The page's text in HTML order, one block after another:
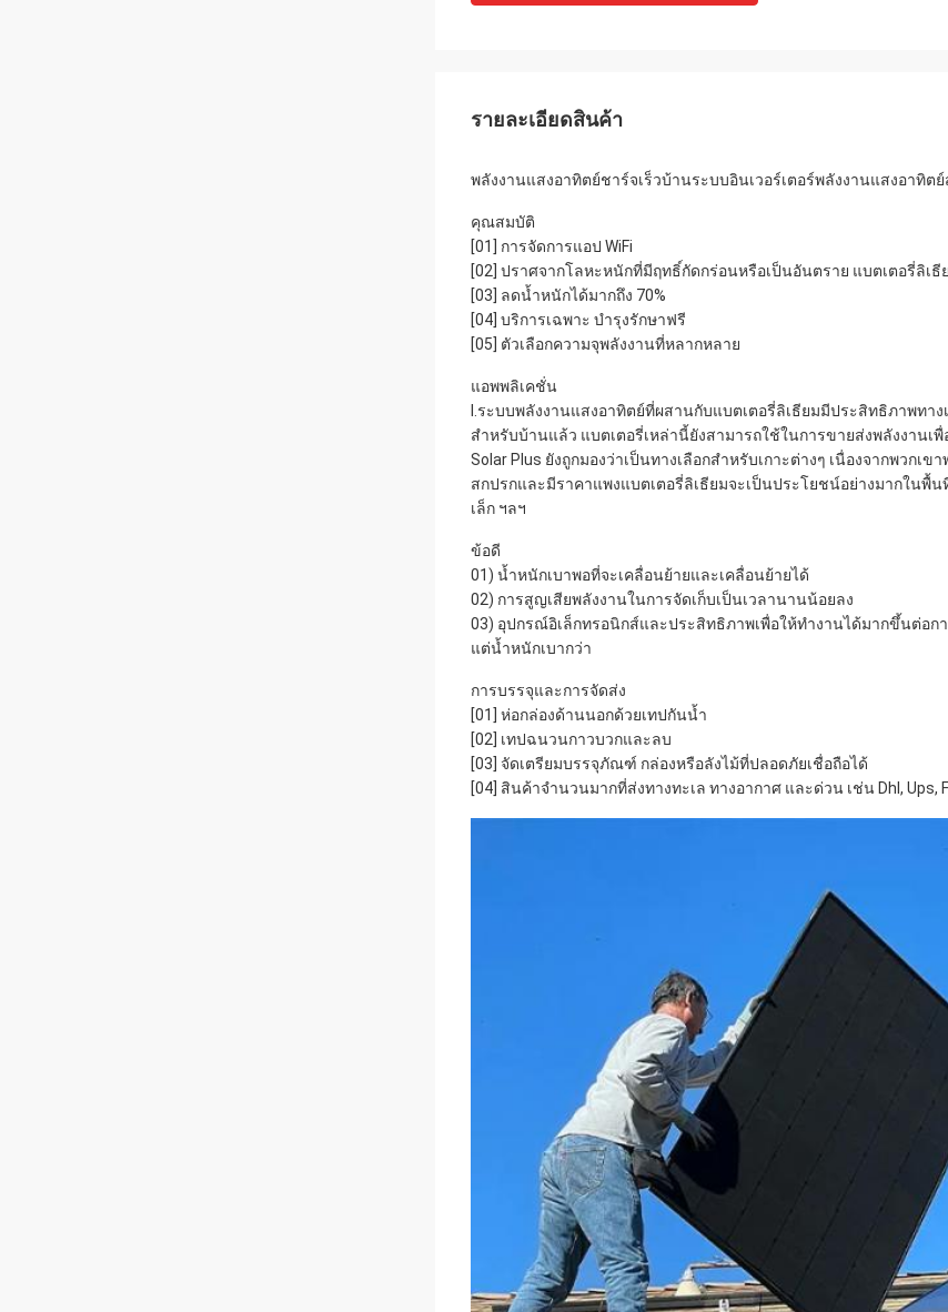
รายละเอียดสินค้า
พลังงานแสงอาทิตย์ชาร์จเร็วบ้านระบบอินเวอร์เตอร์พลังงานแสงอาทิต
คุณสมบัติ
[01] การจัดการแอป WiFi
[02] ปราศจากโลหะหนักที่มีฤทธิ์กัดกร่อนหรือเป็นอันตราย แบตเตอรี่ลิเ
[03] ลดน้ำหนักได้มากถึง 70%
[04] บริการเฉพาะ บำรุงรักษาฟรี
[05] ตัวเลือกความจุพลังงานที่หลากหลาย
แอพพลิเคชั่น
Ⅰ.ระบบพลังงานแสงอาทิตย์ที่ผสานกับแบตเตอรี่ลิเธียมมีประสิทธิภาพท
สำหรับบ้านแล้ว แบตเตอรี่เหล่านี้ยังสามารถใช้ในการขายส่งพลังงานเ
Solar Plus ยังถูกมองว่าเป็นทางเลือกสำหรับเกาะต่างๆ เนื่องจากพวก
สกปรกและมีราคาแพงแบตเตอรี่ลิเธียมจะเป็นประโยชน์อย่างมากใน
เล็ก ฯลฯ
ข้อดี
01) น้ำหนักเบาพอที่จะเคลื่อนย้ายและเคลื่อนย้ายได้
02) การสูญเสียพลังงานในการจัดเก็บเป็นเวลานานน้อยลง
03) อุปกรณ์อิเล็กทรอนิกส์และประสิทธิภาพเพื่อให้ทำงานได้มากขึ้นต่อ
แต่น้ำหนักเบากว่า
การบรรจุและการจัดส่ง
[01] ห่อกล่องด้านนอกด้วยเทปกันน้ำ
[02] เทปฉนวนกาวบวกและลบ
[03] จัดเตรียมบรรจุภัณฑ์ กล่องหรือลังไม้ที่ปลอดภัยเชื่อถือได้
[04] สินค้าจำนวนมากที่ส่งทางทะเล ทางอากาศ และด่วน เช่น Dhl, Ups,